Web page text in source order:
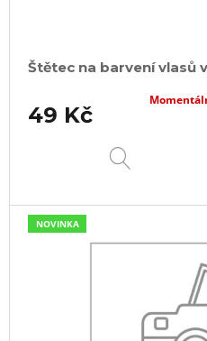
Štětec na barvení vlasů
49 Kč
NOVINKA